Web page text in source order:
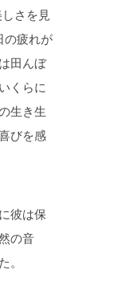
さを見
の疲れが
田んぼ
くらに
生き生
びを感
彼は保
の音
。